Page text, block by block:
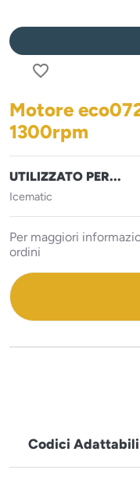
favorite_border
Motore
1300rpm
UTILIZZATO PER...
Icematic
Per maggiori
ordini
Codici Adattabili